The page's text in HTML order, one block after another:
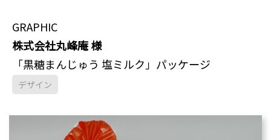
GRAPHIC
株式会社丸峰庵 様
「黒糖まんじゅう 塩ミルク」パッケージ
デザイン